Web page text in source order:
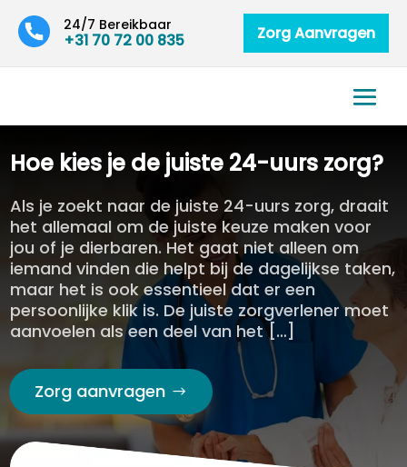
24/7 Bereikbaar
+31 70 72 00 835 Zorg Aanvragen
Hoe kies je de juiste 24-uurs zorg?
Als je zoekt naar de juiste 24-uurs zorg, draait
het allemaal om de juiste keuze maken voor
jou of je dierbaren. Het gaat niet alleen om
iemand vinden die helpt bij de dagelijkse taken,
maar het is ook essentieel dat er een
persoonlijke klik is. De juiste zorgverlener moet
aanvoelen als een deel van het […]
Zorg aanvragen